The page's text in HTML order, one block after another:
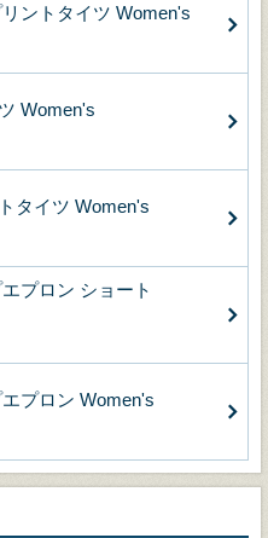
ントタイツ Women's
Women's
タイツ Women's
プロン ショート
プロン Women's